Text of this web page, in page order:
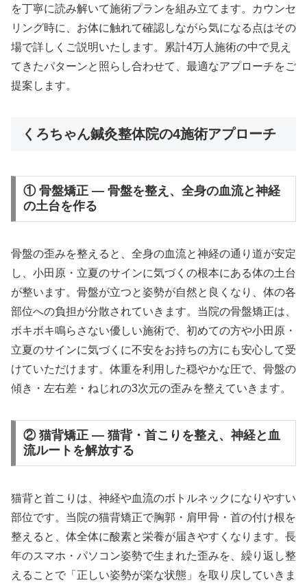
を丁寧に読み解いて施術プランを組み立てます。カウンセ
リング時に、お体に触れて確認しながら気になる点はその
場で詳しくご説明いたします。累計4万人施術の中で見え
てきたパターンと照らし合わせて、最適なアプローチをご
提案します。
くろちゃん鍼灸整体院の4施術アプローチ
① 骨盤矯正 — 骨盤を整え、全身の血流と神経
の土台を作る
骨盤の歪みを整えると、全身の血流と神経の通り道が安定
し、小田原・立夏のサインに気づくの根本にある体の土台
が整います。骨盤が立つと姿勢が自然と良くなり、体の各
部位への負担が分散されていきます。当院の骨盤矯正は、
ボキボキ鳴らさない優しい施術で、初めての方や小田原・
立夏のサインに気づくに不安をお持ちの方にも安心して受
けていただけます。体重を利用した穏やかな圧で、骨盤の
傾き・左右差・ねじれの3次元の歪みを整えていきます。
② 猫背矯正 — 猫背・首こりを整え、神経と血
流ルートを解放する
猫背と首こりは、神経や血流のボトルネックになりやすい
部位です。当院の猫背矯正で胸郭・肩甲骨・首の付け根を
整えると、体全体に酸素と栄養が届きやすくなります。長
年のスマホ・パソコン姿勢で生まれた歪みを、繰り返し整
えることで「正しい姿勢が楽な状態」を取り戻していきま